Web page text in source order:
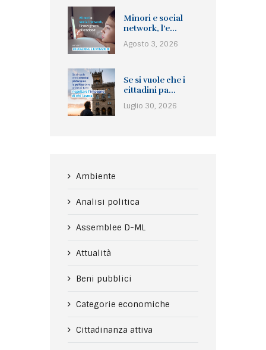
Minori e social
network, l’e...
Agosto 3, 2026
Se si vuole che i
cittadini pa...
Luglio 30, 2026
Ambiente
Analisi politica
Assemblee D-ML
Attualità
Beni pubblici
Categorie economiche
Cittadinanza attiva